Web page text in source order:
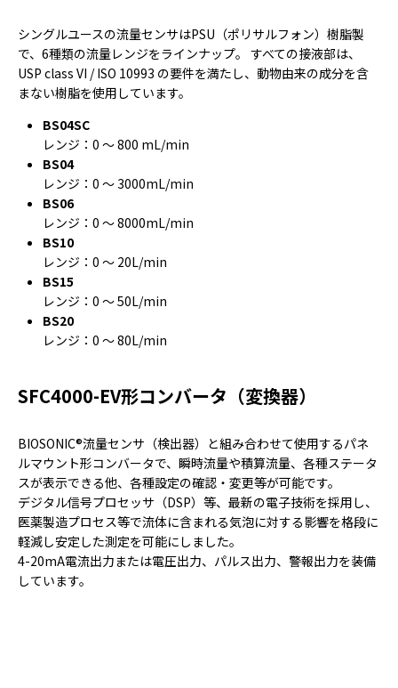
シングルユースの流量センサはPSU（ポリサルフォン）樹脂製
で、6種類の流量レンジをラインナップ。 すべての接液部は、
USP class VI / ISO 10993 の要件を満たし、動物由来の成分を含
まない樹脂を使用しています。
BS04SC
レンジ：0 ～ 800 mL/min
BS04
レンジ：0 ～ 3000mL/min
BS06
レンジ：0 ～ 8000mL/min
BS10
レンジ：0 ～ 20L/min
BS15
レンジ：0 ～ 50L/min
BS20
レンジ：0 ～ 80L/min
SFC4000-EV形コンバータ（変換器）
BIOSONIC®流量センサ（検出器）と組み合わせて使用するパネ
ルマウント形コンバータで、瞬時流量や積算流量、各種ステータ
スが表示できる他、各種設定の確認・変更等が可能です。
デジタル信号プロセッサ（DSP）等、最新の電子技術を採用し、
医薬製造プロセス等で流体に含まれる気泡に対する影響を格段に
軽減し安定した測定を可能にしました。
4-20mA電流出力または電圧出力、パルス出力、警報出力を装備
しています。